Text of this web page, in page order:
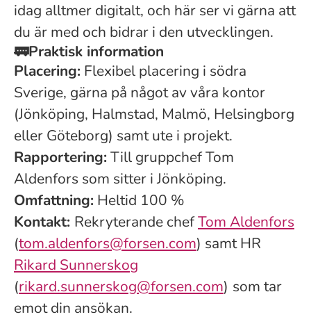
idag alltmer digitalt, och här ser vi gärna att
du är med och bidrar i den utvecklingen.
🚃Praktisk information
Placering: Flexibel placering i södra
Sverige, gärna på något av våra kontor
(Jönköping, Halmstad, Malmö, Helsingborg
eller Göteborg) samt ute i projekt.
Rapportering:Till gruppchef Tom
Aldenfors som sitter i Jönköping.
Omfattning: Heltid 100 %
Kontakt: Rekryterande chefTom Aldenfors
(tom.aldenfors@forsen.com) samt HR
Rikard Sunnerskog
(rikard.sunnerskog@forsen.com) som tar
emot din ansökan.